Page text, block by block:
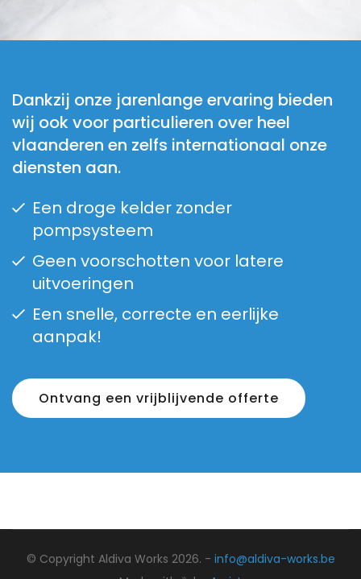
Dankzij onze jarenlange ervaring bieden
wij ook voor particulieren over heel
vlaanderen en zelfs internationaal onze
diensten aan.
Een droge kelder zonder
pompsysteem
Geen voorschotten voor latere
uitvoeringen
Een snelle, correcte en eerlijke
aanpak!
Ontvang een vrijblijvende offerte
© Copyright Aldiva Works 2026. - info@aldiva-works.be